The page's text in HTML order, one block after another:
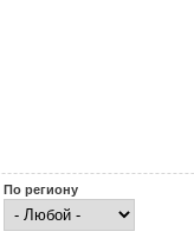
По региону